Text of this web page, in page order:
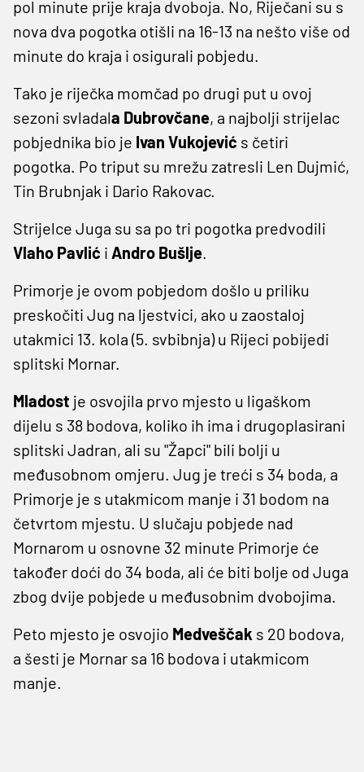
pol minute prije kraja dvoboja. No, Riječani su s
nova dva pogotka otišli na 16-13 na nešto više od
minute do kraja i osigurali pobjedu.
Tako je riječka momčad po drugi put u ovoj
sezoni svladala Dubrovčane, a najbolji strijelac
pobjednika bio je Ivan Vukojević s četiri
pogotka. Po triput su mrežu zatresli Len Dujmić,
Tin Brubnjak i Dario Rakovac.
Strijelce Juga su sa po tri pogotka predvodili
Vlaho Pavlić i Andro Bušlje.
Primorje je ovom pobjedom došlo u priliku
preskočiti Jug na ljestvici, ako u zaostaloj
utakmici 13. kola (5. svbibnja) u Rijeci pobijedi
splitski Mornar.
Mladost je osvojila prvo mjesto u ligaškom
dijelu s 38 bodova, koliko ih ima i drugoplasirani
splitski Jadran, ali su "Žapci" bili bolji u
međusobnom omjeru. Jug je treći s 34 boda, a
Primorje je s utakmicom manje i 31 bodom na
četvrtom mjestu. U slučaju pobjede nad
Mornarom u osnovne 32 minute Primorje će
također doći do 34 boda, ali će biti bolje od Juga
zbog dvije pobjede u međusobnim dvobojima.
Peto mjesto je osvojio Medveščak s 20 bodova,
a šesti je Mornar sa 16 bodova i utakmicom
manje.